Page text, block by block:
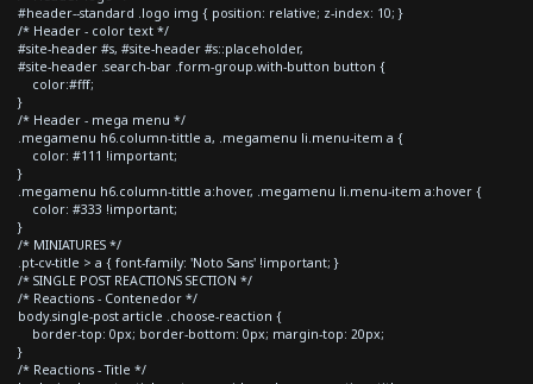
#header--standard .logo img { position: relative; z-index: 10; }
/* Header - color text */
#site-header #s, #site-header #s::placeholder,
#site-header .search-bar .form-group.with-button button {
color:#fff;
}
/* Header - mega menu */
.megamenu h6.column-tittle a, .megamenu li.menu-item a {
color: #111 !important;
}
.megamenu h6.column-tittle a:hover, .megamenu li.menu-item a:hover {
color: #333 !important;
}
/* MINIATURES */
.pt-cv-title > a { font-family: 'Noto Sans' !important; }
/* SINGLE POST REACTIONS SECTION */
/* Reactions - Contenedor */
body.single-post article .choose-reaction {
border-top: 0px; border-bottom: 0px; margin-top: 20px;
}
/* Reactions - Title */